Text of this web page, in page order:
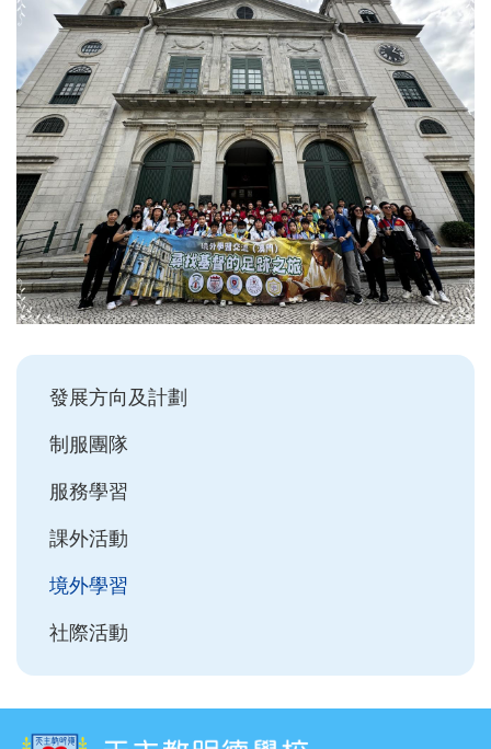
Main
navigation
發展方向及計劃
制服團隊
服務學習
課外活動
境外學習
社際活動